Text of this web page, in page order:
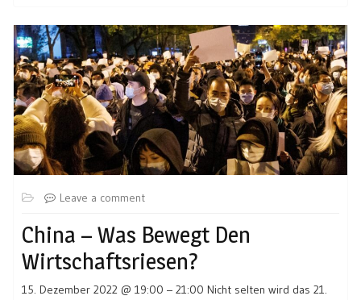
Leave a comment
China – Was Bewegt Den
Wirtschaftsriesen?
15. Dezember 2022 @ 19:00 – 21:00 Nicht selten wird das 21.